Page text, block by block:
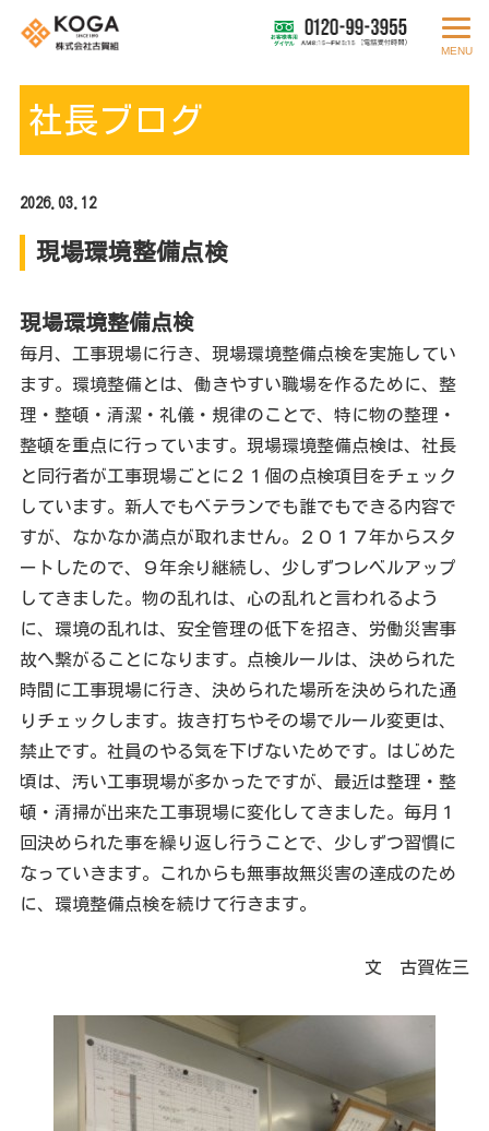
MENU
社長ブログ
2026.03.12
現場環境整備点検
現場環境整備点検
毎月、工事現場に行き、現場環境整備点検を実施してい
ます。環境整備とは、働きやすい職場を作るために、整
理・整頓・清潔・礼儀・規律のことで、特に物の整理・
整頓を重点に行っています。現場環境整備点検は、社長
と同行者が工事現場ごとに２１個の点検項目をチェック
しています。新人でもベテランでも誰でもできる内容で
すが、なかなか満点が取れません。２０１７年からスタ
ートしたので、９年余り継続し、少しずつレベルアップ
してきました。物の乱れは、心の乱れと言われるよう
に、環境の乱れは、安全管理の低下を招き、労働災害事
故へ繋がることになります。点検ルールは、決められた
時間に工事現場に行き、決められた場所を決められた通
りチェックします。抜き打ちやその場でルール変更は、
禁止です。社員のやる気を下げないためです。はじめた
頃は、汚い工事現場が多かったですが、最近は整理・整
頓・清掃が出来た工事現場に変化してきました。毎月１
回決められた事を繰り返し行うことで、少しずつ習慣に
なっていきます。これからも無事故無災害の達成のため
に、環境整備点検を続けて行きます。
文 古賀佐三